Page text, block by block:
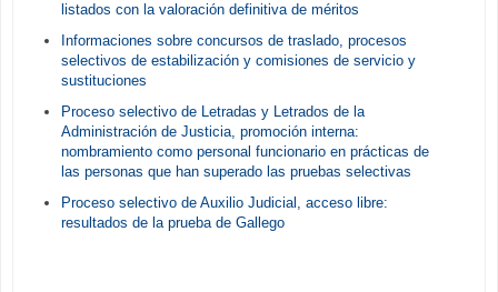
listados con la valoración definitiva de méritos
Informaciones sobre concursos de traslado, procesos
selectivos de estabilización y comisiones de servicio y
sustituciones
Proceso selectivo de Letradas y Letrados de la
Administración de Justicia, promoción interna:
nombramiento como personal funcionario en prácticas de
las personas que han superado las pruebas selectivas
Proceso selectivo de Auxilio Judicial, acceso libre:
resultados de la prueba de Gallego